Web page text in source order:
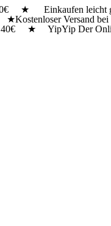
40€ ★ Einkaufen
★Kostenloser
40€ ★ YipYip Der